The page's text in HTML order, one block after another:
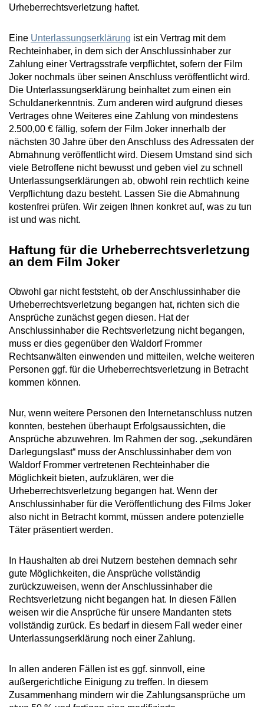
Urheberrechtsverletzung haftet.
Eine Unterlassungserklärung ist ein Vertrag mit dem
Rechteinhaber, in dem sich der Anschlussinhaber zur
Zahlung einer Vertragsstrafe verpflichtet, sofern der Film
Joker nochmals über seinen Anschluss veröffentlicht wird.
Die Unterlassungserklärung beinhaltet zum einen ein
Schuldanerkenntnis. Zum anderen wird aufgrund dieses
Vertrages ohne Weiteres eine Zahlung von mindestens
2.500,00 € fällig, sofern der Film Joker innerhalb der
nächsten 30 Jahre über den Anschluss des Adressaten der
Abmahnung veröffentlicht wird. Diesem Umstand sind sich
viele Betroffene nicht bewusst und geben viel zu schnell
Unterlassungserklärungen ab, obwohl rein rechtlich keine
Verpflichtung dazu besteht. Lassen Sie die Abmahnung
kostenfrei prüfen. Wir zeigen Ihnen konkret auf, was zu tun
ist und was nicht.
Haftung für die Urheberrechtsverletzung
an dem Film Joker
Obwohl gar nicht feststeht, ob der Anschlussinhaber die
Urheberrechtsverletzung begangen hat, richten sich die
Ansprüche zunächst gegen diesen. Hat der
Anschlussinhaber die Rechtsverletzung nicht begangen,
muss er dies gegenüber den Waldorf Frommer
Rechtsanwälten einwenden und mitteilen, welche weiteren
Personen ggf. für die Urheberrechtsverletzung in Betracht
kommen können.
Nur, wenn weitere Personen den Internetanschluss nutzen
konnten, bestehen überhaupt Erfolgsaussichten, die
Ansprüche abzuwehren. Im Rahmen der sog. „sekundären
Darlegungslast“ muss der Anschlussinhaber dem von
Waldorf Frommer vertretenen Rechteinhaber die
Möglichkeit bieten, aufzuklären, wer die
Urheberrechtsverletzung begangen hat. Wenn der
Anschlussinhaber für die Veröffentlichung des Films Joker
also nicht in Betracht kommt, müssen andere potenzielle
Täter präsentiert werden.
In Haushalten ab drei Nutzern bestehen demnach sehr
gute Möglichkeiten, die Ansprüche vollständig
zurückzuweisen, wenn der Anschlussinhaber die
Rechtsverletzung nicht begangen hat. In diesen Fällen
weisen wir die Ansprüche für unsere Mandanten stets
vollständig zurück. Es bedarf in diesem Fall weder einer
Unterlassungserklärung noch einer Zahlung.
In allen anderen Fällen ist es ggf. sinnvoll, eine
außergerichtliche Einigung zu treffen. In diesem
Zusammenhang mindern wir die Zahlungsansprüche um